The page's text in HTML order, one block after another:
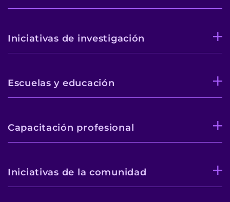
Iniciativas de investigación
Escuelas y educación
Capacitación profesional
Iniciativas de la comunidad